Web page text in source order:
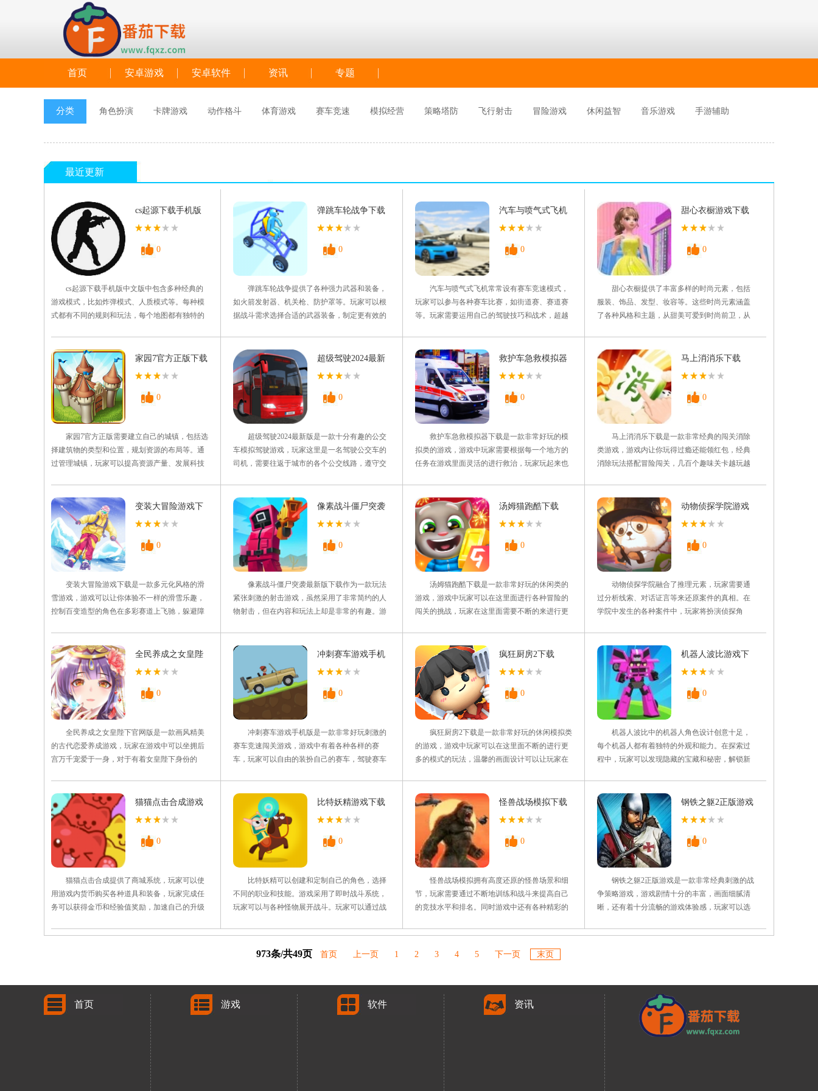
首页 安卓游戏 安卓软件 资讯 专题
分类 角色扮演 卡牌游戏 动作格斗 体育游戏 赛车竞速 模拟经营 策略塔防 飞行射击 冒险游戏 休闲益智 音乐游戏 手游辅助
最近更新
cs起源下载手机版
中文版
0
cs起源下载手机版中文版中包含多种经典的
游戏模式，比如炸弹模式、人质模式等。每种模
式都有不同的规则和玩法，每个地图都有独特的
如手枪、步枪、机枪等，玩家可以自定义游戏设
置，比如地图、玩家人数、游戏模式等。可以让
玩家根据自己的需求来创建
弹跳车轮战争下载
0
弹跳车轮战争提供了各种强力武器和装备，
如火箭发射器、机关枪、防护罩等。玩家可以根
据战斗需求选择合适的武器装备，制定更有效的
战。游戏提供了实时多人对战模式，玩家可以和
全球的玩家展开激烈的对抗。 游戏玩法
1、操作简单，容易上手，但
汽车与喷气式飞机
游戏下载
0
汽车与喷气式飞机常常设有赛车竞速模式，
玩家可以参与各种赛车比赛，如街道赛、赛道赛
等。玩家需要运用自己的驾驶技巧和战术，超越
内容。玩家可以与其他玩家或AI进行空战对抗。
玩家需要运用飞行技巧和战术来击败敌人，并保
护自己的飞机免受攻击。
甜心衣橱游戏下载
0
甜心衣橱提供了丰富多样的时尚元素，包括
服装、饰品、发型、妆容等。这些时尚元素涵盖
了各种风格和主题，从甜美可爱到时尚前卫，从
家对时尚的追求，还可以展现玩家的时尚品味和
创意。游戏提供了丰富的服装分类和标签，玩家
可以根据需求和心情进行筛选
家园7官方正版下载
0
家园7官方正版需要建立自己的城镇，包括选
择建筑物的类型和位置，规划资源的布局等。通
过管理城镇，玩家可以提高资源产量、发展科技
贸易，玩家可以获取经济收益，进一步扩大城镇
的规模和财富，并通过不断地发展和壮大来获得
胜利。 游戏玩法 1
超级驾驶2024最新
版
0
超级驾驶2024最新版是一款十分有趣的公交
车模拟驾驶游戏，玩家这里是一名驾驶公交车的
司机，需要往返于城市的各个公交线路，遵守交
具，有需要的可以在本站下载超级驾驶2024最新
版。 游戏优势 1.超级驾驶2024最新版有
着各种各样的
救护车急救模拟器
下载
0
救护车急救模拟器下载是一款非常好玩的模
拟类的游戏，游戏中玩家需要根据每一个地方的
任务在游戏里面灵活的进行救治，玩家玩起来也
快速的进行掌握，非常考验玩家的反应能力，和
更加精彩的内容的呈现的方式的，感兴趣的伙伴
快来试试吧。 游戏亮点
马上消消乐下载
0
马上消消乐下载是一款非常经典的闯关消除
类游戏，游戏内让你玩得过瘾还能领红包，经典
消除玩法搭配冒险闯关，几百个趣味关卡越玩越
感，喜欢的小伙伴们快来下载试试吧!! 游戏
亮点 1、马上消消乐下载创新的战斗方式和战
斗方式，为玩家提供了一
变装大冒险游戏下
载
0
变装大冒险游戏下载是一款多元化风格的滑
雪游戏，游戏可以让你体验不一样的滑雪乐趣，
控制百变造型的角色在多彩赛道上飞驰，躲避障
的滑雪服，开启这场欢乐的雪地冒险吧! 游戏
特色 1、变装大冒险游戏下载多元化的造型体
系为您提供了丰富的角色
像素战斗僵尸突袭
最新版下载
0
像素战斗僵尸突袭最新版下载作为一款玩法
紧张刺激的射击游戏，虽然采用了非常简约的人
物射击，但在内容和玩法上却是非常的有趣。游
合作，然后消灭一批批僵尸来解锁全新且强大的
武器，喜欢这款游戏的小伙伴们赶快叫上朋友一
起来冒险吧。 游戏特色
汤姆猫跑酷下载
0
汤姆猫跑酷下载是一款非常好玩的休闲类的
游戏，游戏中玩家可以在这里面进行各种冒险的
闯关的挑战，玩家在这里面需要不断的来进行更
碍物的，玩家需要有很强大的反应能力来进行完
成，获得更多的金块来战胜，感兴趣的伙伴快来
试试吧。 游戏亮点 1
动物侦探学院游戏
下载
0
动物侦探学院融合了推理元素，玩家需要通
过分析线索、对话证言等来还原案件的真相。在
学院中发生的各种案件中，玩家将扮演侦探角
数。技能点数可以用于提升玩家的侦查能力、推
理能力和解谜能力，使其在游戏中变得更加强大
和聪明。 游戏特色 1、收
全民养成之女皇陛
下官网版
0
全民养成之女皇陛下官网版是一款画风精美
的古代恋爱养成游戏，玩家在游戏中可以坐拥后
宫万千宠爱于一身，对于有着女皇陛下身份的
本站下载全民养成之女皇陛下官网版。 游戏
内容 1.免费的修炼游戏，梦幻般的战斗挑
战，体验自己的爱情冒险。
冲刺赛车游戏手机
版
0
冲刺赛车游戏手机版是一款非常好玩刺激的
赛车竞速闯关游戏，游戏中有着各种各样的赛
车，玩家可以自由的装扮自己的赛车，驾驶赛车
本站下载冲刺赛车游戏手机版。 游戏介
绍 1.冲刺赛车游戏手机版有着Q可爱可爱的视
觉风格设计改变了传统赛车游戏
疯狂厨房2下载
0
疯狂厨房2下载是一款非常好玩的休闲模拟类
的游戏，游戏中玩家可以在这里面不断的进行更
多的模式的玩法，温馨的画面设计可以让玩家在
各种烹饪的食物来进行学习，找到更多的方式玩
法，感兴趣的伙伴快来试试吧。 游戏亮
点 1、疯狂厨房2下载多人
机器人波比游戏下
载
0
机器人波比中的机器人角色设计创意十足，
每个机器人都有着独特的外观和能力。在探索过
程中，玩家可以发现隐藏的宝藏和秘密，解锁新
的能力。可以提升波比的攻击、防御、速度等属
性，同时解锁新的技能和装备，让波比变得更加
强大和多样化。 游戏亮点
猫猫点击合成游戏
下载
0
猫猫点击合成提供了商城系统，玩家可以使
用游戏内货币购买各种道具和装备，玩家完成任
务可以获得金币和经验值奖励，加速自己的升级
合成各种不同的物品和道具，游戏每日签到可以
比特妖精游戏下载
0
比特妖精可以创建和定制自己的角色，选择
不同的职业和技能。游戏采用了即时战斗系统，
玩家可以与各种怪物展开战斗。玩家可以通过战
合成和制作来打造自己独特的装备。并且设有丰
富多样的任务和故事线，玩家可以与NPC互动接
取任务，涵盖了从简单的收集任务到复杂的剧情
怪兽战场模拟下载
0
怪兽战场模拟拥有高度还原的怪兽场景和细
节，玩家需要通过不断地训练和战斗来提高自己
的竞技水平和排名。同时游戏中还有各种精彩的
等多种模式，让玩家可以在不同场景中展现自己
的战斗技能和策略思维，为玩家带来了真实、有
趣、富有挑战性的游戏体验。 游戏特色
钢铁之躯2正版游戏
0
钢铁之躯2正版游戏是一款非常经典刺激的战
争策略游戏，游戏剧情十分的丰富，画面细腻清
晰，还有着十分流畅的游戏体验感，玩家可以选
多的士兵，掠夺资源，有需要的可以在本站下载
973条/共49页 首页 上一页 1 2 3 4 5 下一页 末页
首页 游戏 软件 资讯